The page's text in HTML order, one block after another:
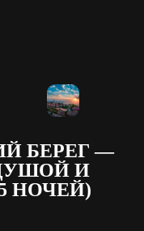
БЕРЕГ —
И
НОЧЕЙ)